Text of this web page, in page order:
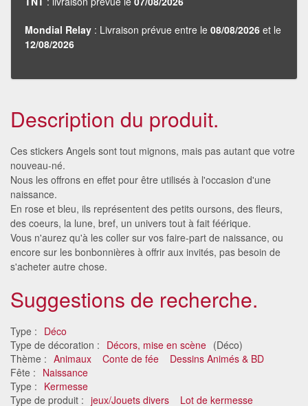
Mondial Relay : Livraison prévue entre le 08/08/2026 et le
12/08/2026
Description du produit.
Ces stickers Angels sont tout mignons, mais pas autant que votre
nouveau-né.
Nous les offrons en effet pour être utilisés à l'occasion d'une
naissance.
En rose et bleu, ils représentent des petits oursons, des fleurs,
des coeurs, la lune, bref, un univers tout à fait féérique.
Vous n'aurez qu'à les coller sur vos faire-part de naissance, ou
encore sur les bonbonnières à offrir aux invités, pas besoin de
s'acheter autre chose.
Suggestions de recherche.
Type : Déco
Type de décoration : Décors, mise en scène (Déco)
Thème : Animaux Conte de fée
Dessins Animés & BD
Fête : Naissance
Type : Kermesse
Type de produit : jeux/Jouets divers Lot de kermesse